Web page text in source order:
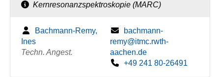
Kernresonanzspektroskopie (MARC)
Bachmann-Remy,
Ines
Techn. Angest.
bachmann-
remy@itmc.rwth-
aachen.de
+49 241 80-26491